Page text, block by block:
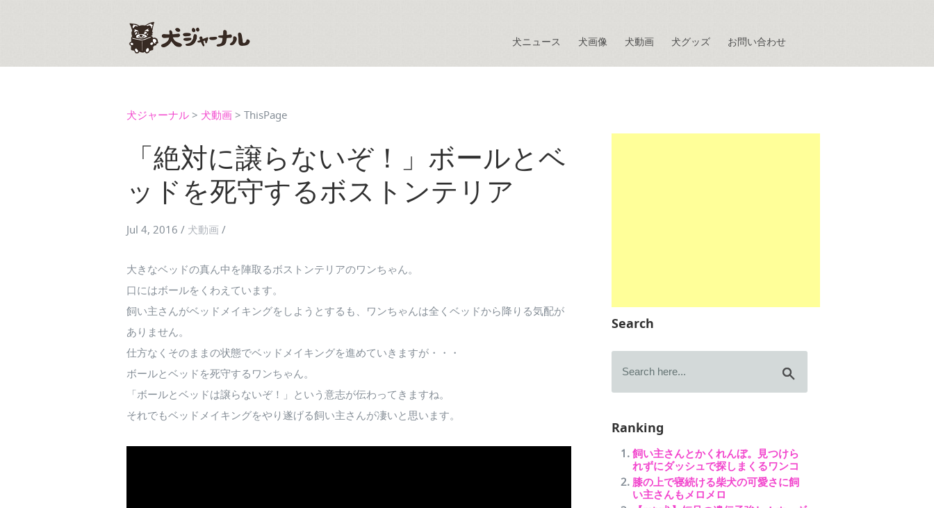
犬ニュース 犬画像 犬動画 犬グッズ お問い合わせ
犬ジャーナル > 犬動画 > ThisPage
「絶対に譲らないぞ！」ボールとベ
ッドを死守するボストンテリア
Jul 4, 2016 / 犬動画 /
大きなベッドの真ん中を陣取るボストンテリアのワンちゃん。
口にはボールをくわえています。
飼い主さんがベッドメイキングをしようとするも、ワンちゃんは全くベッドから降りる気配が
ありません。
仕方なくそのままの状態でベッドメイキングを進めていきますが・・・
ボールとベッドを死守するワンちゃん。
「ボールとベッドは譲らないぞ！」という意志が伝わってきますね。
それでもベッドメイキングをやり遂げる飼い主さんが凄いと思います。
Search
Ranking
飼い主さんとかくれんぼ。見つけら
れずにダッシュで探しまくるワンコ
膝の上で寝続ける柴犬の可愛さに飼
い主さんもメロメロ